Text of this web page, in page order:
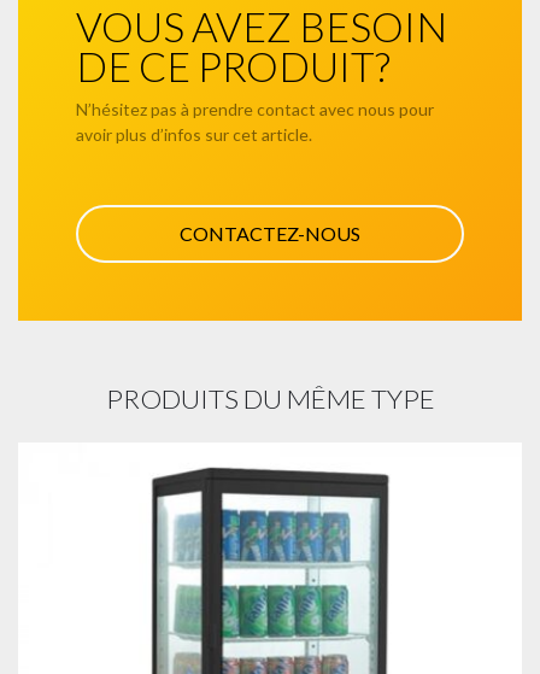
VOUS AVEZ BESOIN
DE CE PRODUIT?
N’hésitez pas à prendre contact avec nous pour
avoir plus d’infos sur cet article.
CONTACTEZ-NOUS
PRODUITS DU MÊME TYPE